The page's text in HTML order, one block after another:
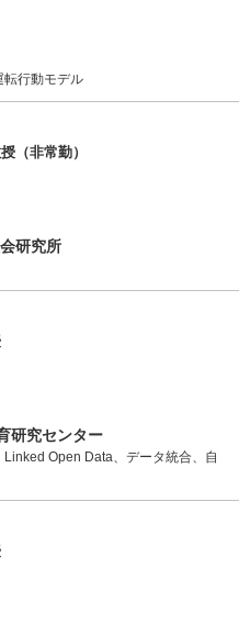
転行動モデル
（非常勤）
研究所
研究センター
Open Data、データ統合、自